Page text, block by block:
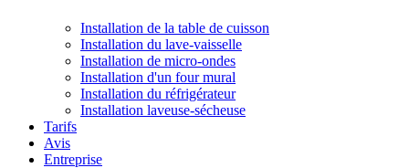
Installation de la table de cuisson
Installation du lave-vaisselle
Installation de micro-ondes
Installation d'un four mural
Installation du réfrigérateur
Installation laveuse-sécheuse
Tarifs
Avis
Entreprise